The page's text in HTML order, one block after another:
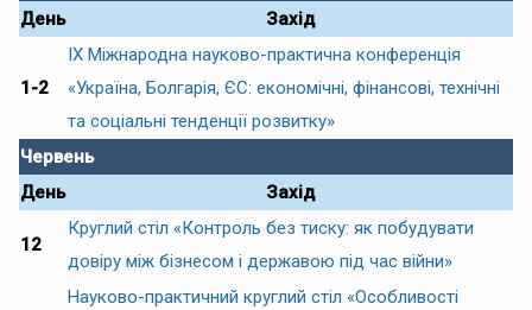
День
Захід
1-2
IX Міжнародна науково-практична конференція
«Україна, Болгарія, ЄС: економічні, фінансові, технічні
та соціальні тенденції розвитку»
Червень
День
Захід
12
Круглий стіл «Контроль без тиску: як побудувати
довіру між бізнесом і державою під час війни»
Науково-практичний круглий стіл «Особливості